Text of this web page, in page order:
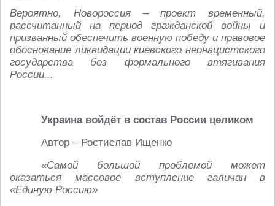
Вероятно, Новороссия – проект временный,
рассчитанный на период гражданской войны и
призванный обеспечить военную победу и правовое
обоснование ликвидации киевского неонацистского
государства без формального втягивания
России...
Украина войдёт в состав России целиком
Автор – Ростислав Ищенко
«Самой большой проблемой может
оказаться массовое вступление галичан в
«Единую Россию»